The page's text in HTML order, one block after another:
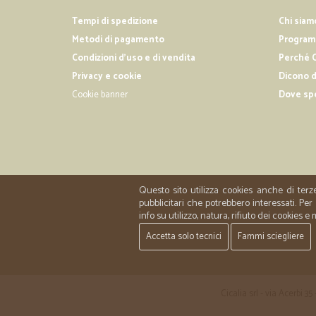
Tempi di spedizione
Metodi di pagamento
Condizioni d'uso e di vendita
Privacy e cookie
Cookie banner
Chi
Perché
Dicono
Dove
Questo sito utilizza cookies anche di
pubblicitari che potrebbero interessati.
info su utilizzo, natura, rifiuto dei cookies
Accetta solo tecnici Fammi sciegliere